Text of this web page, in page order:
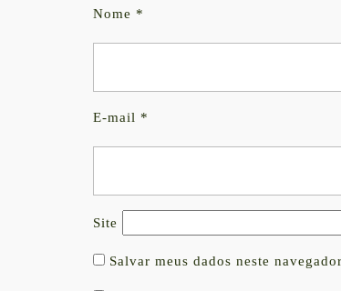
Nome *
E-mail *
Site
Salvar meus dados neste